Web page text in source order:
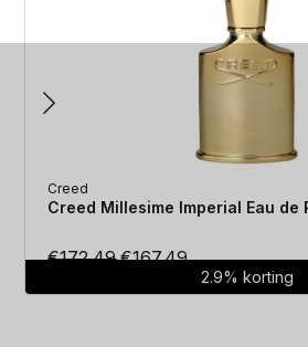
Creed
Creed Millesime Imperial Eau de
€172.49Oorspronkelijke
€167.49Huidige
prijs
2.9% korting